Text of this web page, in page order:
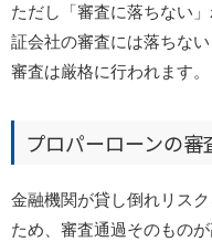
ただし「審査に落ちない
証会社の審査には落ちな
審査は厳格に行われます。
プロパーローンの
金融機関が貸し倒れリス
ため、審査通過そのもの